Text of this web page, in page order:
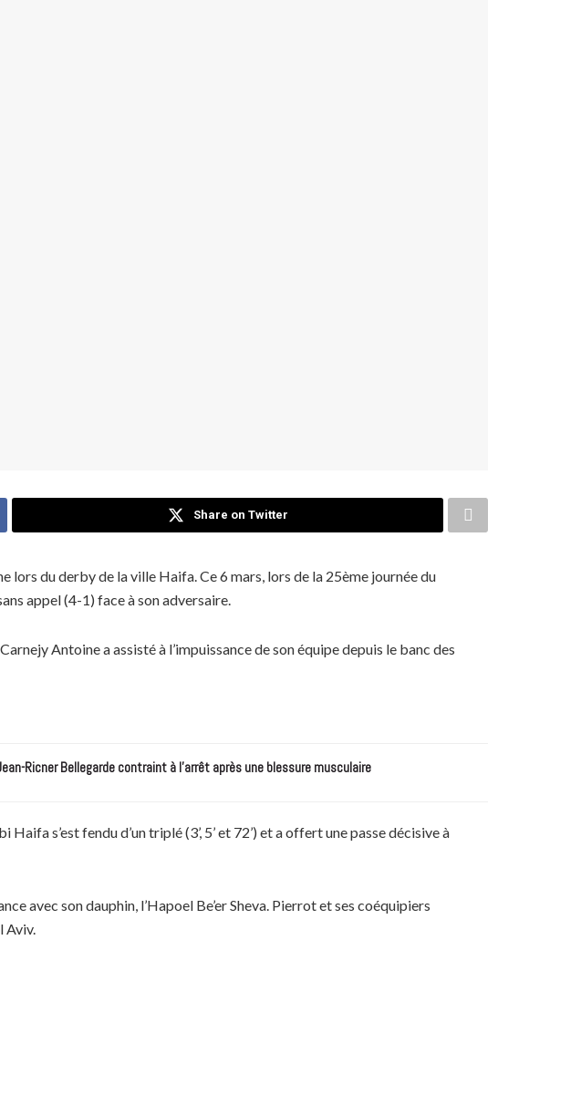
Share on Twitter
lors du derby de la ville Haifa. Ce 6 mars, lors de la 25ème journée du
appel (4-1) face à son adversaire.
Antoine a assisté à l’impuissance de son équipe depuis le banc des
Ricner Bellegarde contraint à l’arrêt après une blessure musculaire
s’est fendu d’un triplé (3’, 5’ et 72’) et a offert une passe décisive à
avec son dauphin, l’Hapoel Be’er Sheva. Pierrot et ses coéquipiers
Aviv.